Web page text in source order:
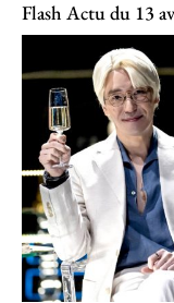
Flash Actu du 13